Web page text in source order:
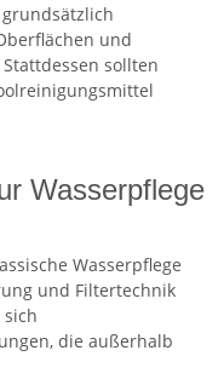
und
sollten
Wasserpflege
Wasserpflege
und Filtertechnik
die außerhalb